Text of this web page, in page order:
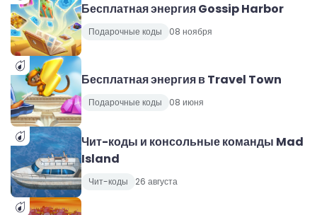
Бесплатная энергия Gossip Harbor
Подарочные коды 08 ноября
Бесплатная энергия в Travel Town
Подарочные коды 08 июня
Чит-коды и консольные команды Mad
Island
Чит-коды 26 августа